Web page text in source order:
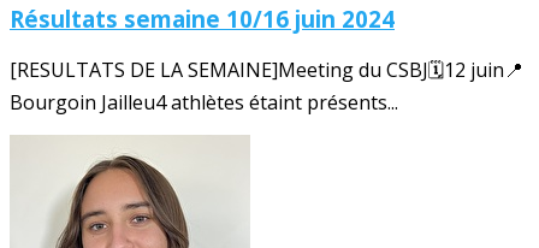
Résultats semaine 10/16 juin 2024
[RESULTATS DE LA SEMAINE]Meeting du CSBJ🗓️12 juin📍
Bourgoin Jailleu4 athlètes étaint présents...